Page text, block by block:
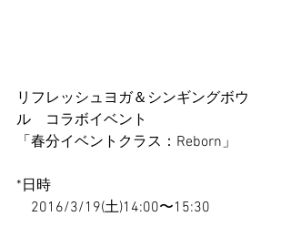
リフレッシュヨガ＆シンギングボウ
ル　コラボイベント
「春分イベントクラス：Reborn」
*日時
2016/3/19(土)14:00〜15:30